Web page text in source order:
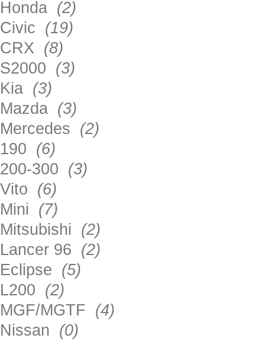
Honda (2)
Civic (19)
CRX (8)
S2000 (3)
Kia (3)
Mazda (3)
Mercedes (2)
190 (6)
200-300 (3)
Vito (6)
Mini (7)
Mitsubishi (2)
Lancer 96 (2)
Eclipse (5)
L200 (2)
MGF/MGTF (4)
Nissan (0)